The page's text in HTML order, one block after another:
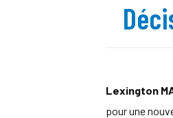
Lexington
pour une